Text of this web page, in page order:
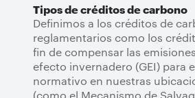
Tipos de créditos de carbono
Definimos a los créditos de
reglamentarios como los
fin de compensar las
efecto invernadero (GEI) para
normativo en nuestras
(como el Mecanismo de